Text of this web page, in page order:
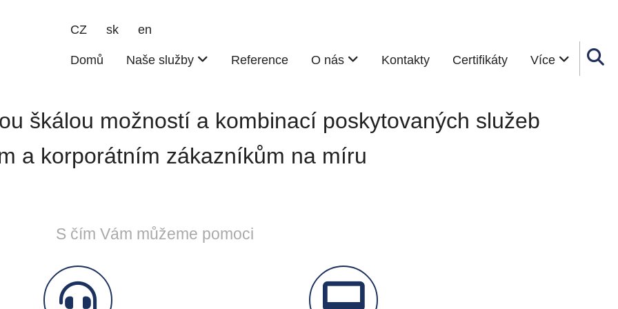
CZ
sk en
Hlavní navigace
Domů Naše služby Reference O nás Kontakty Certifikáty Více
škálou možností a kombinací poskytovaných služeb
a korporátním zákazníkům na míru
S čím Vám můžeme pomoci